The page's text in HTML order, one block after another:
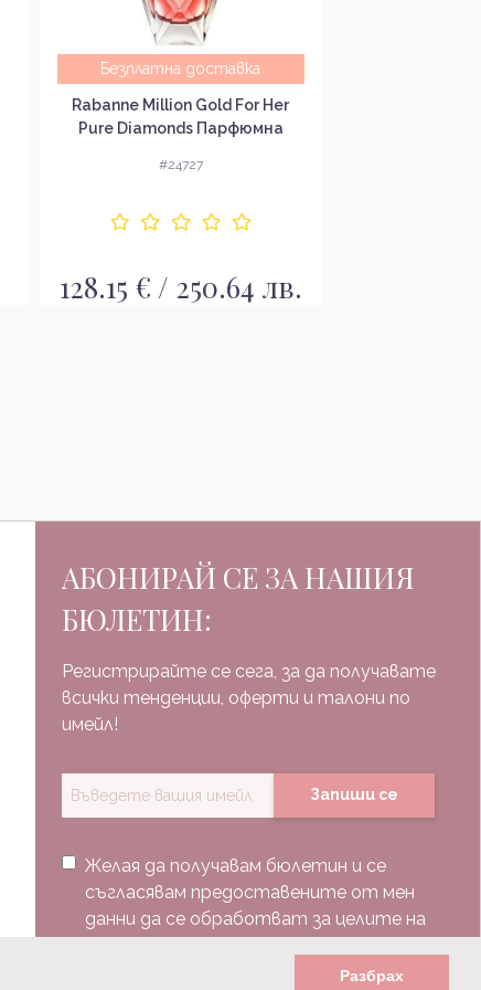
Разбрах
Безплатна доставка
Rabanne Million Gold For Her
Pure Diamonds Парфюмна
#24727
128.15 € / 250.64 лв.
АБОНИРАЙ СЕ ЗА НАШИЯ
БЮЛЕТИН:
Регистрирайте се сега, за да получавате
всички тенденции, оферти и талони по
имейл!
Запиши се
Желая да получавам бюлетин и се
съгласявам предоставените от мен
данни да се обработват за целите на